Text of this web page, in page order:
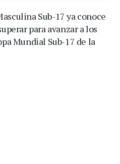
Sub-17 ya conoce
para avanzar a los
Mundial Sub-17 de la